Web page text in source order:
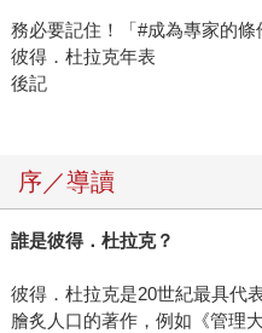
務必要記住！「#成為專家的
彼得．杜拉克年表
後記
序／導讀
誰是彼得．杜拉克？
彼得．杜拉克是20世紀最具代
膾炙人口的著作，例如《管理